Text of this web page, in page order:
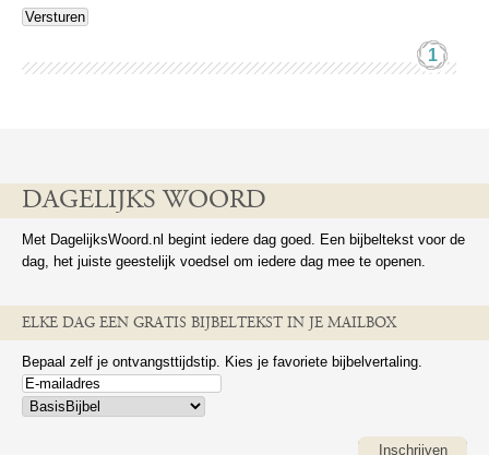
1
DAGELIJKS WOORD
Met DagelijksWoord.nl begint iedere dag goed. Een bijbeltekst voor de
dag, het juiste geestelijk voedsel om iedere dag mee te openen.
ELKE DAG EEN GRATIS BIJBELTEKST IN JE MAILBOX
Bepaal zelf je ontvangsttijdstip. Kies je favoriete bijbelvertaling.
Inschrijven